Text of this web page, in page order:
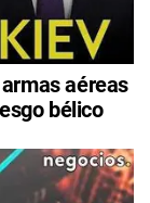
aéreas
bélico